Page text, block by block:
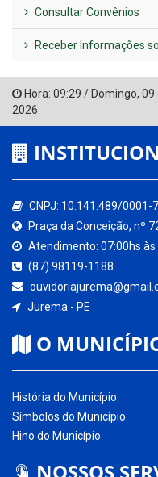
Consultar Convênios
Receber Informações
Hora: 09:29 / Domingo, 09
2026
CNPJ: 10.141.489/0001-
Praça da Conceição, nº
Atendimento: 07:00hs às
(87) 98119-1188
Jurema - PE
O
História do Município
Símbolos do Município
Hino do Município